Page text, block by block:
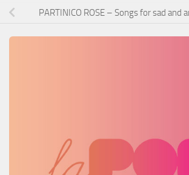
PARTINICO ROSE – Songs for sad and